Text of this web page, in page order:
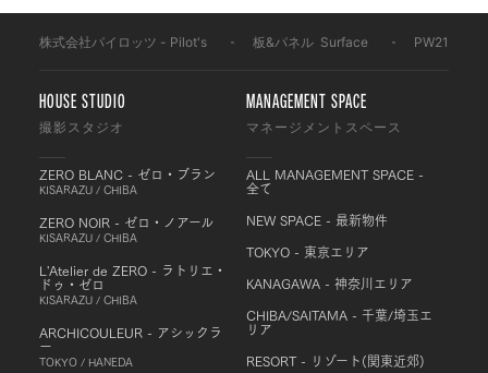
株式会社パイロッツ - Pilot's 板&パネル Surface PW2185
HOUSE STUDIO
撮影スタジオ
ZERO BLANC - ゼロ・ブラン
KISARAZU / CHIBA
ZERO NOIR - ゼロ・ノアール
KISARAZU / CHIBA
L'Atelier de ZERO - ラトリエ・
ドゥ・ゼロ
KISARAZU / CHIBA
ARCHICOULEUR - アシックラ
ー
TOKYO / HANEDA
MANAGEMENT SPACE
マネージメントスペース
ALL MANAGEMENT SPACE -
全て
NEW SPACE - 最新物件
TOKYO - 東京エリア
KANAGAWA - 神奈川エリア
CHIBA/SAITAMA - 千葉/埼玉エ
リア
RESORT - リゾート(関東近郊)